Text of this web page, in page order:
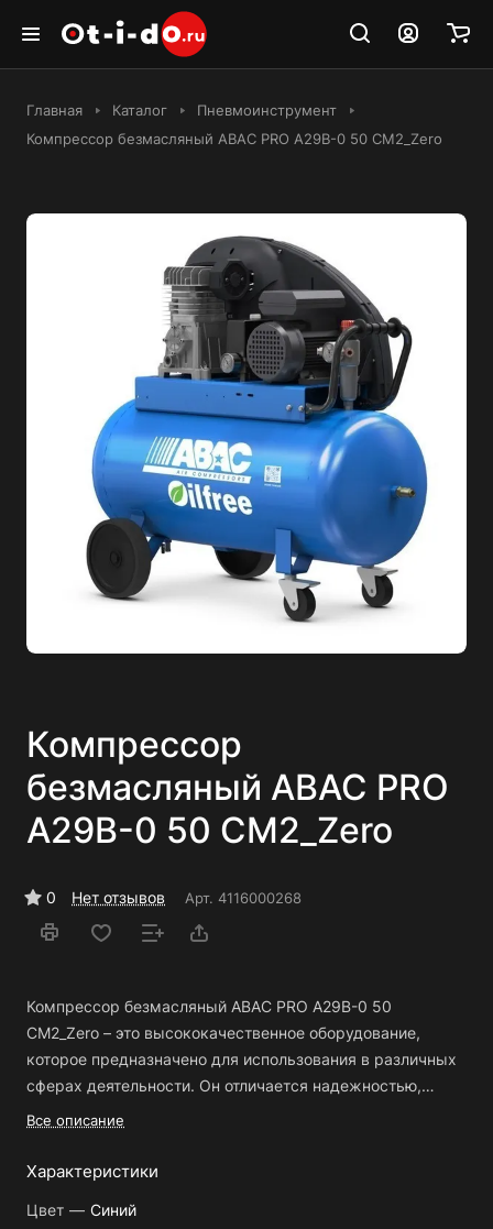
Главная Каталог
Пневмоинструмент
Компрессор безмасляный ABAC PRO A29B-0 50 CM2_Zero
Компрессор
безмасляный ABAC PRO
A29B-0 50 CM2_Zero
0 Нет отзывов Арт. 4116000268
Компрессор безмасляный ABAC PRO A29B-0 50
CM2_Zero – это высококачественное оборудование,
которое предназначено для использования в различных
сферах деятельности. Он отличается надежностью,
долговечностью и высокой производительностью.
255 л/мин. Это позволяет быстро и эффективно
воздуха. Кроме того, он оснащен мощным двигателем
Все описание
Характеристики
Цвет — Синий